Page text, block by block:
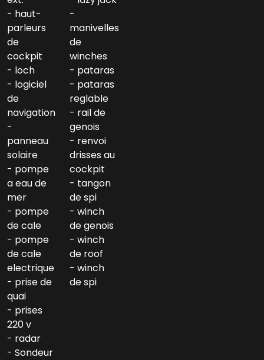
haut-
parleurs
de
cockpit
loch
logiciel
de
navigation
panneau
solaire
pompe
a eau de
mer
pompe
de cale
pompe
de cale
electrique
prise de
quai
prises
220 v
radar
Sondeur
manivelles
de
winches
pataras
pataras
reglable
rail de
genois
renvoi
drisses au
cockpit
tangon
de spi
winch
de genois
winch
de roof
winch
de spi